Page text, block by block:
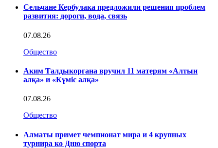
Сельчане Кербулака предложили решения проблем
развития: дороги, вода, связь
07.08.26
Общество
Аким Талдыкоргана вручил 11 матерям «Алтын
алқа» и «Күміс алқа»
07.08.26
Общество
Алматы примет чемпионат мира и 4 крупных
турнира ко Дню спорта